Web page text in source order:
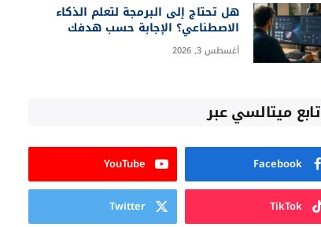
هل تحتاج إلى البرمجة لتعلم الذكاء
الاصطناعي؟ الإجابة حسب هدفك
أغسطس 3, 2026
تابع ميتالسي عبر
Facebook
YouTube
TikTok
Twitter